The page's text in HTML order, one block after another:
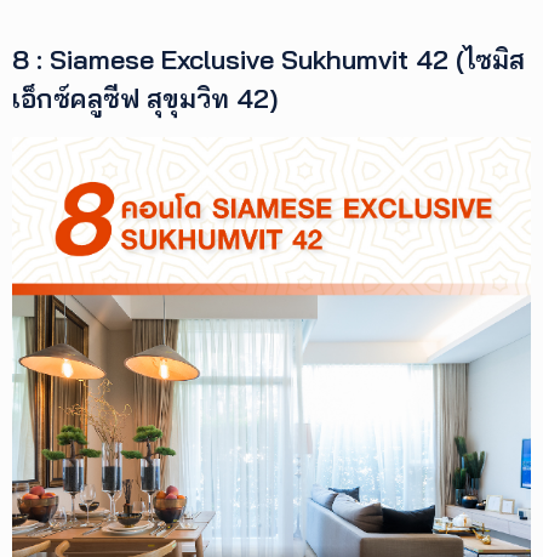
8 : Siamese Exclusive Sukhumvit 42 (ไซมิส
เอ็กซ์คลูซีฟ สุขุมวิท 42)